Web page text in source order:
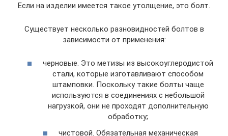
Если на изделии имеется такое утолщение, это болт.
Существует несколько разновидностей болтов в
зависимости от применения:
черновые. Это метизы из высокоуглеродистой
стали, которые изготавливают способом
штамповки. Поскольку такие болты чаще
используются в соединениях с небольшой
нагрузкой, они не проходят дополнительную
обработку;
чистовой. Обязательная механическая